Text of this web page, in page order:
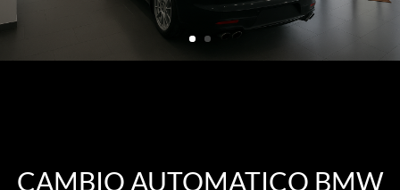
CAMBIO AUTOMATICO BMW